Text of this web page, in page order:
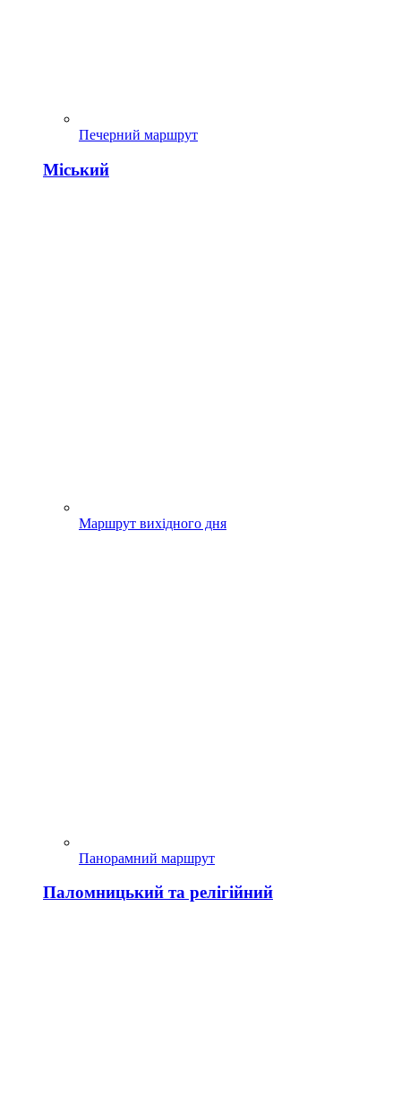
Печерний маршрут
Міський
Маршрут вихідного дня
Панорамний маршрут
Паломницький та релігійний